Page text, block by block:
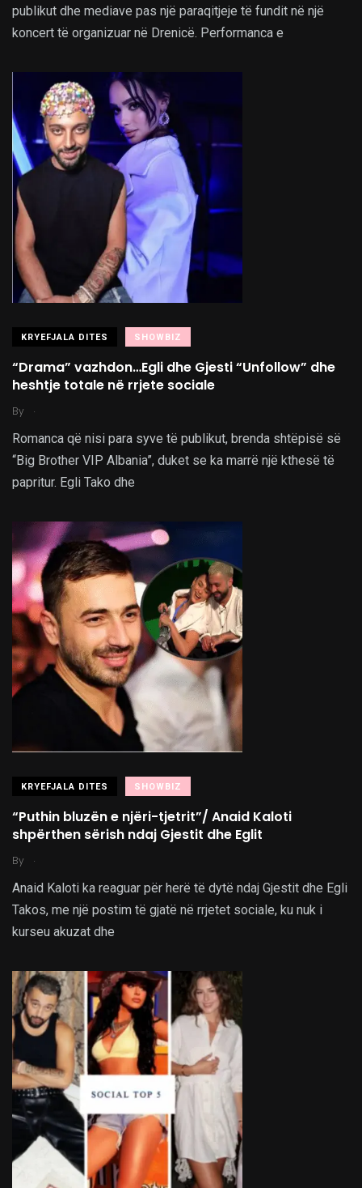
publikut dhe mediave pas një paraqitjeje të fundit në një
koncert të organizuar në Drenicë. Performanca e
KRYEFJALA DITES SHOWBIZ
“Drama” vazhdon…Egli dhe Gjesti “Unfollow” dhe
heshtje totale në rrjete sociale
By .
Romanca që nisi para syve të publikut, brenda shtëpisë së
“Big Brother VIP Albania”, duket se ka marrë një kthesë të
papritur. Egli Tako dhe
KRYEFJALA DITES SHOWBIZ
“Puthin bluzën e njëri-tjetrit”/ Anaid Kaloti
shpërthen sërish ndaj Gjestit dhe Eglit
By .
Anaid Kaloti ka reaguar për herë të dytë ndaj Gjestit dhe Egli
Takos, me një postim të gjatë në rrjetet sociale, ku nuk i
kurseu akuzat dhe